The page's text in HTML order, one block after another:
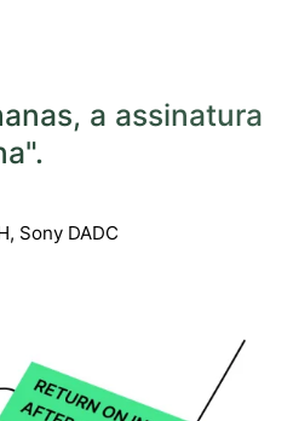
a assinatura
Sony DADC